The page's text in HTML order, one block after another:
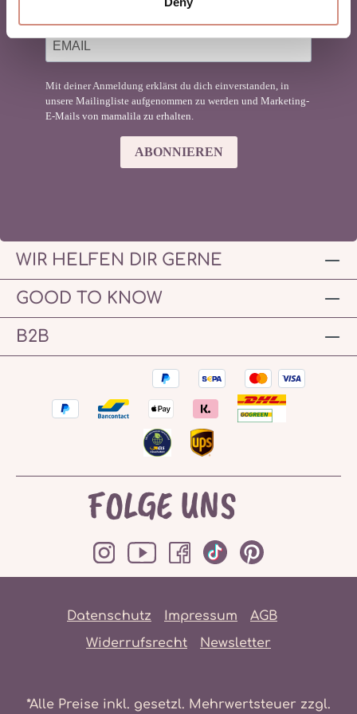
Mit deiner Anmeldung erklärst du dich einverstanden, in
unsere Mailingliste aufgenommen zu werden und Marketing-
E-Mails von mamalila zu erhalten.
ABONNIEREN
WIR HELFEN DIR GERNE
GOOD TO KNOW
B2B
FOLGE UNS
Datenschutz Impressum
AGB
Widerrufsrecht
Newsletter
*Alle Preise inkl. gesetzl. Mehrwertsteuer zzgl.